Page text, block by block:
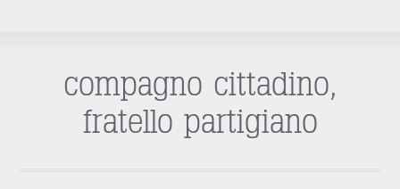
compagno cittadino,
fratello partigiano